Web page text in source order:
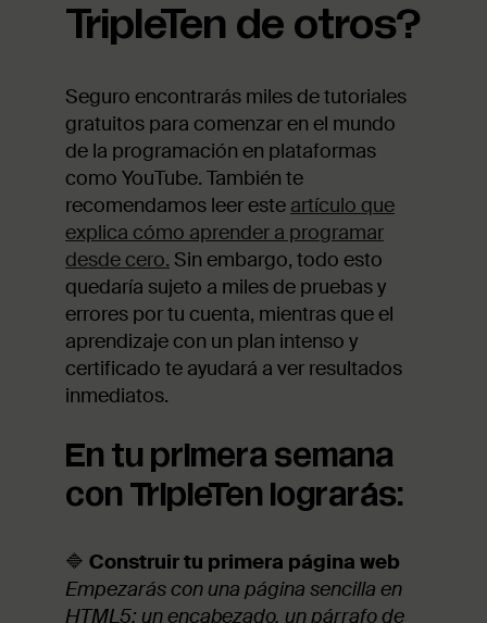
TripleTen de otros?
Seguro encontrarás miles de tutoriales
gratuitos para comenzar en el mundo
de la programación en plataformas
como YouTube. También te
recomendamos leer este artículo que
explica cómo aprender a programar
desde cero. Sin embargo, todo esto
quedaría sujeto a miles de pruebas y
errores por tu cuenta, mientras que el
aprendizaje con un plan intenso y
certificado te ayudará a ver resultados
inmediatos.
En tu primera semana
con TripleTen lograrás:
🔷 Construir tu primera página web
Empezarás con una página sencilla en
HTML5: un encabezado, un párrafo de